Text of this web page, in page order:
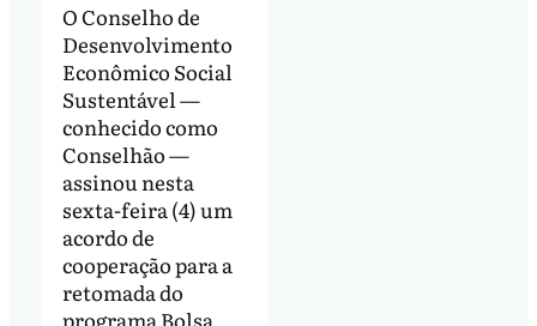
O Conselho de
Desenvolvimento
Econômico Social
Sustentável —
conhecido como
Conselhão —
assinou nesta
sexta-feira (4) um
acordo de
cooperação para a
retomada do
programa Bolsa